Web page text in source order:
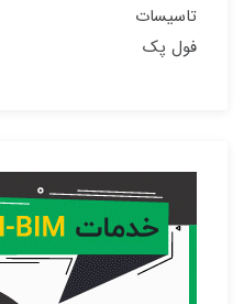
تاسیسات
فول پک